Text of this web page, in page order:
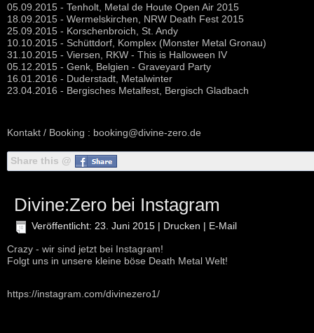
05.09.2015 - Tenholt, Metal de Houte Open Air 2015
18.09.2015 - Wermelskirchen, NRW Death Fest 2015
25.09.2015 - Korschenbroich, St. Andy
10.10.2015 - Schüttdorf, Komplex (Monster Metal Gronau)
31.10.2015 - Viersen, RKW - This is Halloween IV
05.12.2015 - Genk, Belgien - Graveyard Party
16.01.2016 - Duderstadt, Metalwinter
23.04.2016 - Bergisches Metalfest, Bergisch Gladbach
Kontakt / Booking : booking@divine-zero.de
Share this @
Divine:Zero bei Instagram
Veröffentlicht: 23. Juni 2015 | Drucken | E-Mail
Crazy - wir sind jetzt bei Instagram!
Folgt uns in unsere kleine böse Death Metal Welt!
https://instagram.com/divinezero1/